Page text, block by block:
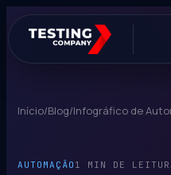
Início/Blog/Infográfico de
AUTOMAÇÃO 1 MIN DE